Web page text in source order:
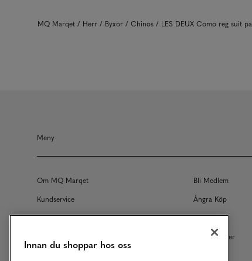
MQ Marqet Herr Byxor Chinos LES DEUX Como reg suit
Meny
Om MQ Marqet Bli Medlem
Kundservice
Ångra Köp
Returer
Köpvillkor
Våra Tjänster
Innan du shoppar hos oss